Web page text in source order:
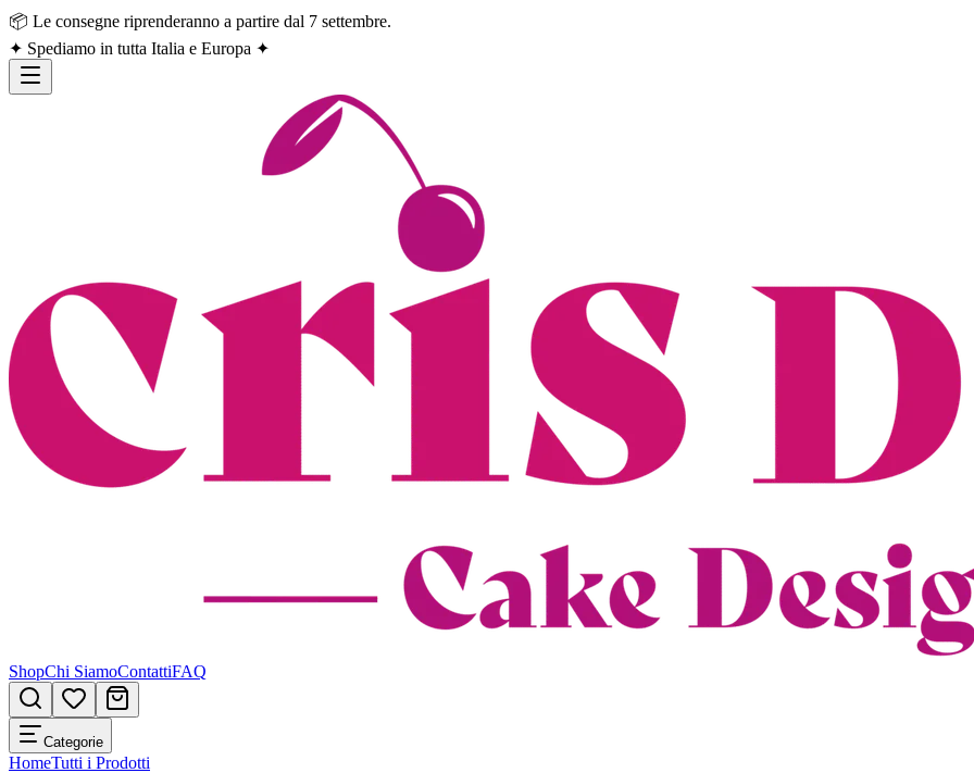
📦 Le consegne riprenderanno a partire dal 7 settembre.
✦ Spediamo in tutta Italia e Europa ✦
ShopChi SiamoContattiFAQ
Categorie
HomeTutti i Prodotti